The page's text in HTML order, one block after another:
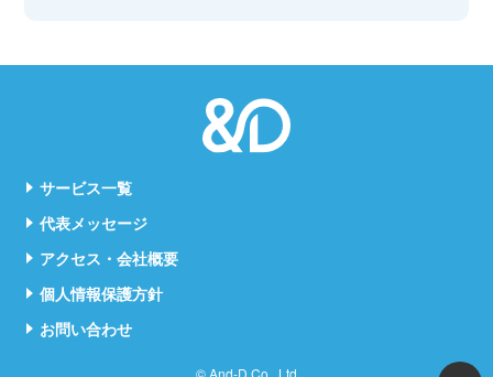
サービス一覧
代表メッセージ
アクセス・会社概要
個人情報保護方針
お問い合わせ
© And-D Co., Ltd